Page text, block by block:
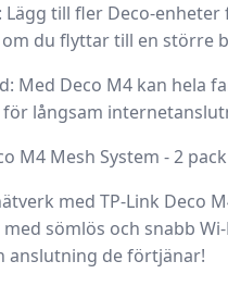
Lägg till fler Deco-
du flyttar till en större
Med Deco M4 kan hela
långsam
M4 Mesh System - 2
med TP-Link Deco
sömlös och snabb
anslutning de förtjänar!